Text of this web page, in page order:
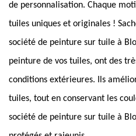
de personnalisation. Chaque
tuiles uniques et originales !
société de peinture sur tuile à
peinture de vos tuiles, ont des
conditions extérieures. Ils
tuiles, tout en conservant les
société de peinture sur tuile à